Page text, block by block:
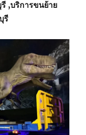
,บริการขนย้าย
รี